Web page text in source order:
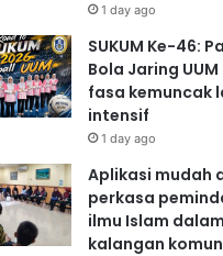
1 day ago
SUKUM Ke-46:
Bola Jaring
fasa kemuncak
intensif
1 day ago
Aplikasi mudah
perkasa
ilmu Islam dalam
kalangan